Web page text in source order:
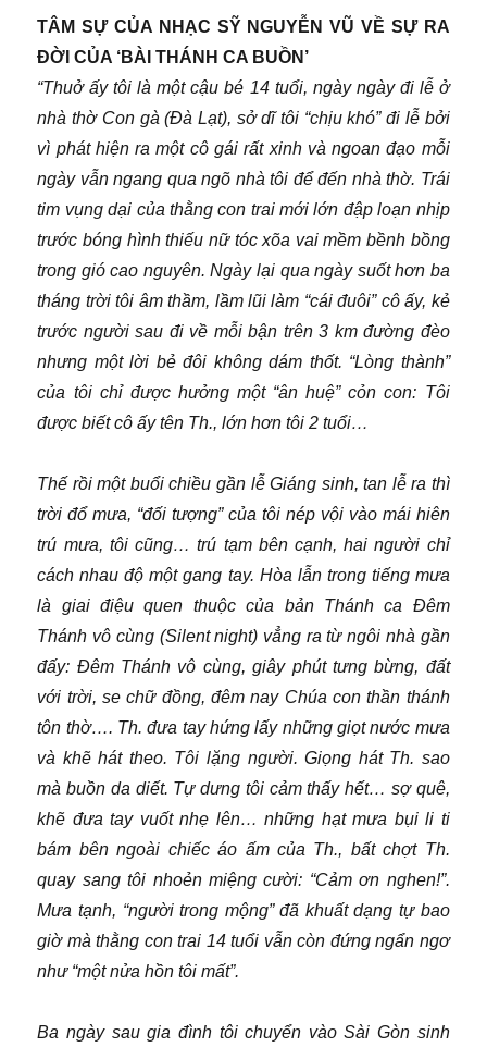
TÂM SỰ CỦA NHẠC SỸ NGUYỄN VŨ VỀ SỰ RA
ĐỜI CỦA ‘BÀI THÁNH CA BUỒN’
“Thuở ấy tôi là một cậu bé 14 tuổi, ngày ngày đi lễ ở
nhà thờ Con gà (Đà Lạt), sở dĩ tôi “chịu khó” đi lễ bởi
vì phát hiện ra một cô gái rất xinh và ngoan đạo mỗi
ngày vẫn ngang qua ngõ nhà tôi để đến nhà thờ. Trái
tim vụng dại của thằng con trai mới lớn đập loạn nhịp
trước bóng hình thiếu nữ tóc xõa vai mềm bềnh bồng
trong gió cao nguyên. Ngày lại qua ngày suốt hơn ba
tháng trời tôi âm thầm, lầm lũi làm “cái đuôi” cô ấy, kẻ
trước người sau đi về mỗi bận trên 3 km đường đèo
nhưng một lời bẻ đôi không dám thốt. “Lòng thành”
của tôi chỉ được hưởng một “ân huệ” cỏn con: Tôi
được biết cô ấy tên Th., lớn hơn tôi 2 tuổi…
Thế rồi một buổi chiều gần lễ Giáng sinh, tan lễ ra thì
trời đổ mưa, “đối tượng” của tôi nép vội vào mái hiên
trú mưa, tôi cũng… trú tạm bên cạnh, hai người chỉ
cách nhau độ một gang tay. Hòa lẫn trong tiếng mưa
là giai điệu quen thuộc của bản Thánh ca Đêm
Thánh vô cùng (Silent night) vẳng ra từ ngôi nhà gần
đấy: Đêm Thánh vô cùng, giây phút tưng bừng, đất
với trời, se chữ đồng, đêm nay Chúa con thần thánh
tôn thờ…. Th. đưa tay hứng lấy những giọt nước mưa
và khẽ hát theo. Tôi lặng người. Giọng hát Th. sao
mà buồn da diết. Tự dưng tôi cảm thấy hết… sợ quê,
khẽ đưa tay vuốt nhẹ lên… những hạt mưa bụi li ti
bám bên ngoài chiếc áo ấm của Th., bất chợt Th.
quay sang tôi nhoẻn miệng cười: “Cảm ơn nghen!”.
Mưa tạnh, “người trong mộng” đã khuất dạng tự bao
giờ mà thằng con trai 14 tuổi vẫn còn đứng ngẩn ngơ
như “một nửa hồn tôi mất”.
Ba ngày sau gia đình tôi chuyển vào Sài Gòn sinh